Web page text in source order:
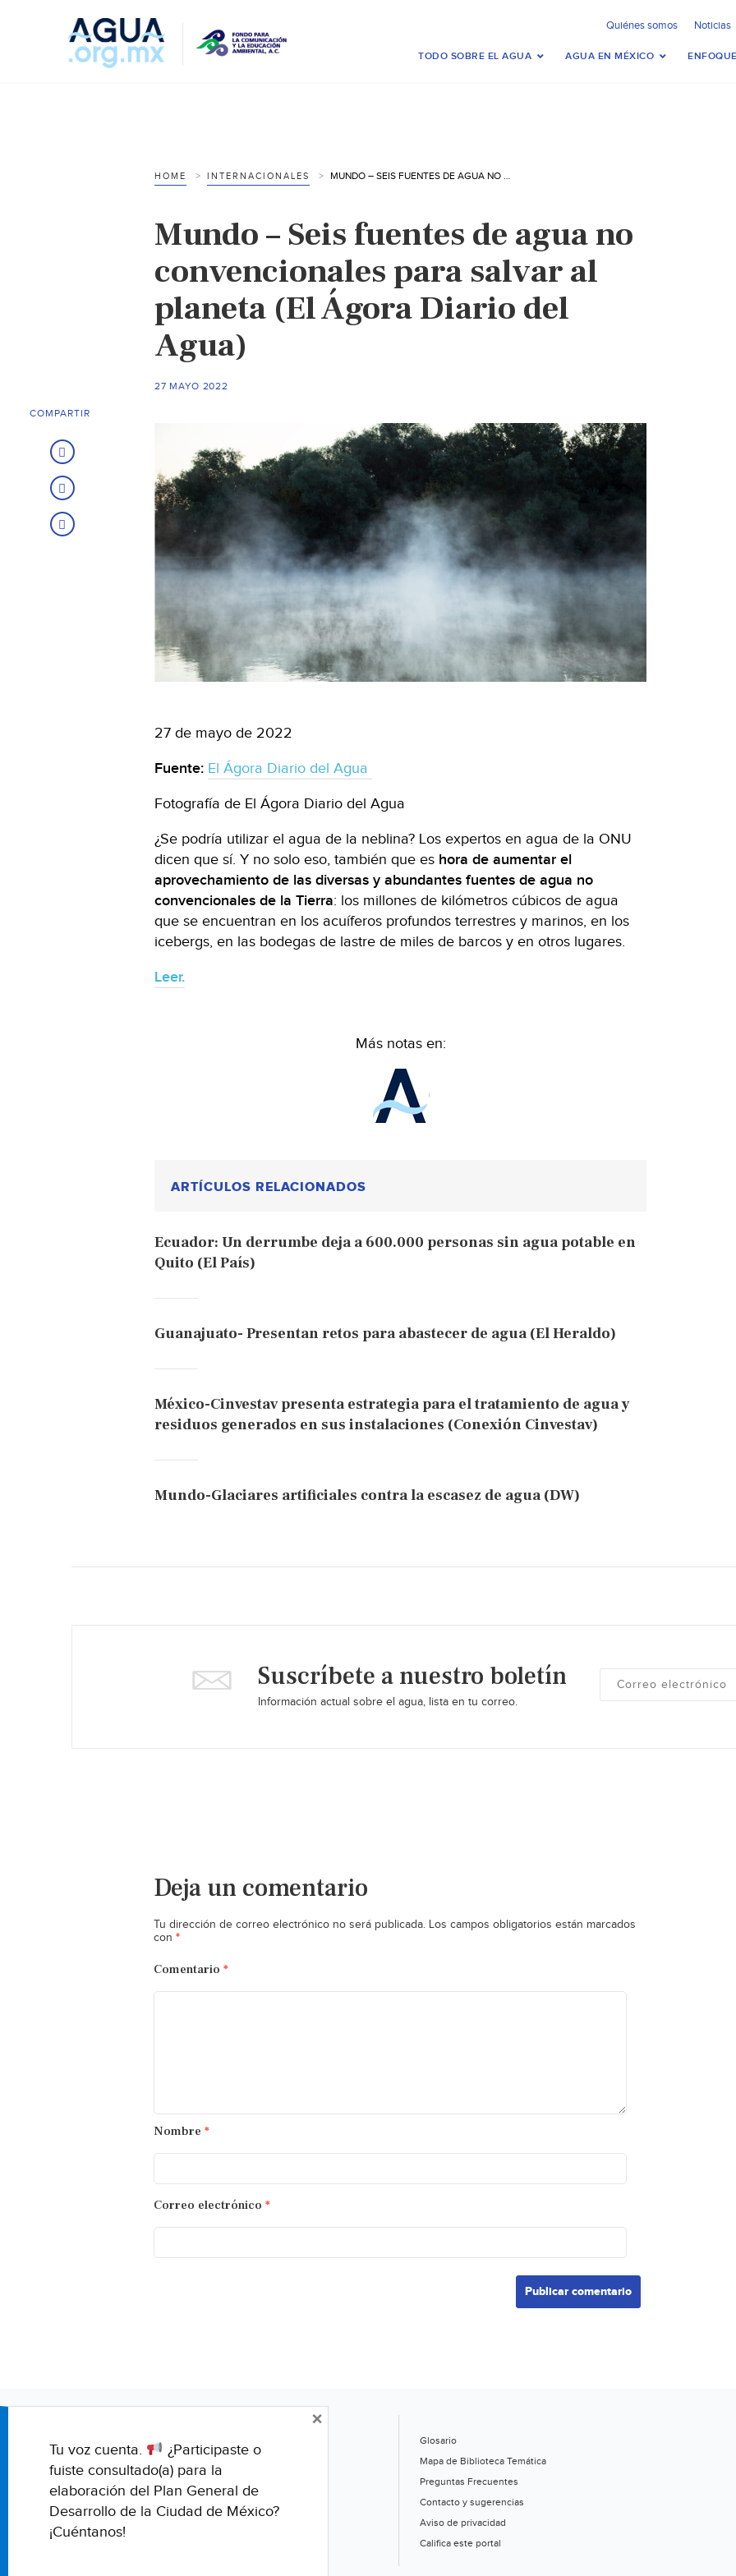
Quiénes somos Noticias
TODO SOBRE EL AGUA AGUA EN MÉXICO
HOME INTERNACIONALES MUNDO – SEIS FUENTES DE AGUA NO CONVENCIONALES PARA SALVAR AL PLANETA (EL ÁGORA DIARIO DEL AGUA)
Mundo – Seis fuentes de agua no
convencionales para salvar al
planeta (El Ágora Diario del
Agua)
27 MAYO 2022
27 de mayo de 2022
Fuente: El Ágora Diario del Agua
Fotografía de El Ágora Diario del Agua
¿Se podría utilizar el agua de la neblina? Los expertos en agua de la ONU
dicen que sí. Y no solo eso, también que es hora de aumentar el
aprovechamiento de las diversas y abundantes fuentes de agua no
convencionales de la Tierra: los millones de kilómetros cúbicos de agua
que se encuentran en los acuíferos profundos terrestres y marinos, en los
icebergs, en las bodegas de lastre de miles de barcos y en otros lugares.
Leer.
Más notas en:
ARTÍCULOS RELACIONADOS
Ecuador: Un derrumbe deja a 600.000 personas sin agua potable en
Quito (El País)
Guanajuato- Presentan retos para abastecer de agua (El Heraldo)
México-Cinvestav presenta estrategia para el tratamiento de agua y
residuos generados en sus instalaciones (Conexión Cinvestav)
Mundo-Glaciares artificiales contra la escasez de agua (DW)
COMPARTIR
Suscríbete a nuestro boletín
Información actual sobre el agua, lista en tu correo.
Deja un comentario
Tu dirección de correo electrónico no será publicada. Los campos obligatorios están marcados
con *
Comentario *
Nombre *
Correo electrónico *
Glosario
Mapa de Biblioteca Temática
Preguntas Frecuentes
Contacto y sugerencias
Aviso de privacidad
Califica este portal
Tu voz cuenta.
¿Participaste o
fuiste consultado(a) para la
elaboración del Plan General de
Desarrollo de la Ciudad de México?
¡Cuéntanos!
×